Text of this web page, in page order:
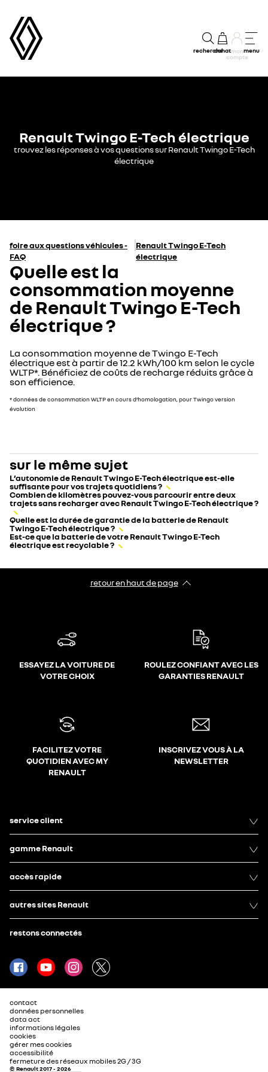
rechercheachatmon
compte
menu
Renault Twingo E-Tech électrique
trouvez les réponses à vos questions sur Renault Twingo E-Tech
électrique
foire aux questions véhicules -
FAQ
Renault Twingo E-Tech
électrique
Quelle est la
consommation moyenne
de Renault Twingo E-Tech
électrique ?
La consommation moyenne de Twingo E-Tech
électrique est à partir de 12.2 kWh/100 km selon le cycle
WLTP*. Bénéficiez de coûts de recharge réduits grâce à
son efficience.
* données de consommation WLTP en cours d’homologation, pour Twingo version
évolution
sur le même sujet
L’autonomie de Renault Twingo E-Tech électrique est-elle
suffisante pour vos trajets quotidiens ?
Combien de kilomètres pouvez-vous parcourir entre deux
trajets sans recharger avec Renault Twingo E-Tech électrique ?
Quelle est la durée de garantie de la batterie de Renault
Twingo E-Tech électrique ?
Est-ce que la batterie de votre Renault Twingo E-Tech
électrique est recyclable ?
retour en haut de page​
ESSAYEZ LA VOITURE DE
VOTRE CHOIX
ROULEZ CONFIANT AVEC LES
GARANTIES RENAULT
FACILITEZ VOTRE
QUOTIDIEN AVEC MY
RENAULT
INSCRIVEZ VOUS À LA
NEWSLETTER
service client
gamme Renault
accès rapide
autres sites Renault
restons connectés
contact
données personnelles
data act
informations légales
cookies
gérer mes cookies
accessibilité
fermeture des réseaux mobiles 2G / 3G
© Renault 2017 - 2026